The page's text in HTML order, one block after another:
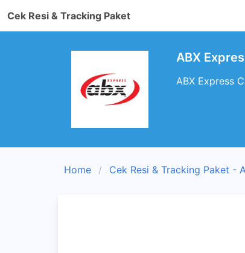
Cek Resi & Tracking Paket
ABX
ABX Express
Home Cek Resi & Tracking Paket -